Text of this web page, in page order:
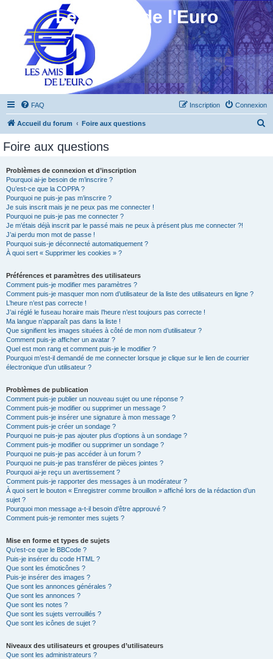
Les Amis de l'Euro
FAQ Connexion
Inscription
Accueil du forum Foire aux questions
Foire aux questions
Problèmes de connexion et d’inscription
Pourquoi ai-je besoin de m’inscrire ?
Qu’est-ce que la COPPA ?
Pourquoi ne puis-je pas m’inscrire ?
Je suis inscrit mais je ne peux pas me connecter !
Pourquoi ne puis-je pas me connecter ?
Je m’étais déjà inscrit par le passé mais ne peux à présent plus me connecter ?!
J’ai perdu mon mot de passe !
Pourquoi suis-je déconnecté automatiquement ?
À quoi sert « Supprimer les cookies » ?
Préférences et paramètres des utilisateurs
Comment puis-je modifier mes paramètres ?
Comment puis-je masquer mon nom d’utilisateur de la liste des utilisateurs en ligne ?
L’heure n’est pas correcte !
J’ai réglé le fuseau horaire mais l’heure n’est toujours pas correcte !
Ma langue n’apparaît pas dans la liste !
Que signifient les images situées à côté de mon nom d’utilisateur ?
Comment puis-je afficher un avatar ?
Quel est mon rang et comment puis-je le modifier ?
Pourquoi m’est-il demandé de me connecter lorsque je clique sur le lien de courrier
électronique d’un utilisateur ?
Problèmes de publication
Comment puis-je publier un nouveau sujet ou une réponse ?
Comment puis-je modifier ou supprimer un message ?
Comment puis-je insérer une signature à mon message ?
Comment puis-je créer un sondage ?
Pourquoi ne puis-je pas ajouter plus d’options à un sondage ?
Comment puis-je modifier ou supprimer un sondage ?
Pourquoi ne puis-je pas accéder à un forum ?
Pourquoi ne puis-je pas transférer de pièces jointes ?
Pourquoi ai-je reçu un avertissement ?
Comment puis-je rapporter des messages à un modérateur ?
À quoi sert le bouton « Enregistrer comme brouillon » affiché lors de la rédaction d’un
sujet ?
Pourquoi mon message a-t-il besoin d’être approuvé ?
Comment puis-je remonter mes sujets ?
Mise en forme et types de sujets
Qu’est-ce que le BBCode ?
Puis-je insérer du code HTML ?
Que sont les émoticônes ?
Puis-je insérer des images ?
Que sont les annonces générales ?
Que sont les annonces ?
Que sont les notes ?
Que sont les sujets verrouillés ?
Que sont les icônes de sujet ?
Niveaux des utilisateurs et groupes d’utilisateurs
Que sont les administrateurs ?